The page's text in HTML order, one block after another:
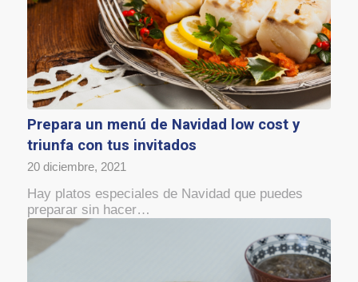
Prepara un menú de Navidad low cost y
triunfa con tus invitados
20 diciembre, 2021
Hay platos especiales de Navidad que puedes
preparar sin hacer…